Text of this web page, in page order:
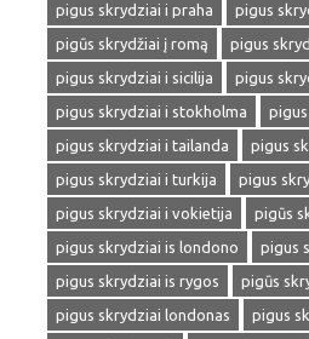
pigus skrydziai i praha
pigus
pigūs skrydžiai į romą
pigus
pigus skrydziai i sicilija
pigus
pigus skrydziai i stokholma
pigus skrydziai i tailanda
pigus
pigus skrydziai i turkija
pigus
pigus skrydziai i vokietija
pigūs
pigus skrydziai is londono
pigus
pigus skrydziai is rygos
pigūs
pigus skrydziai londonas
pigus